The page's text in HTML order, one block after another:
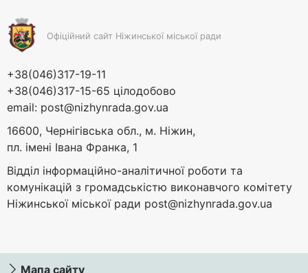
Офіційний сайт Ніжинської міської ради
+38(046)317-19-11
+38(046)317-15-65 цілодобово
email: post@nizhynrada.gov.ua
16600, Чернігівська обл., м. Ніжин,
пл. імені Івана Франка, 1
Відділ інформаційно-аналітичної роботи та
комунікацій з громадськістю виконавчого комітету
Ніжинської міської ради post@nizhynrada.gov.ua
Мапа сайту